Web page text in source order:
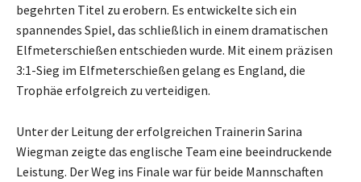
begehrten Titel zu erobern. Es entwickelte sich ein
spannendes Spiel, das schließlich in einem dramatischen
Elfmeterschießen entschieden wurde. Mit einem präzisen
3:1-Sieg im Elfmeterschießen gelang es England, die
Trophäe erfolgreich zu verteidigen.
Unter der Leitung der erfolgreichen Trainerin Sarina
Wiegman zeigte das englische Team eine beeindruckende
Leistung. Der Weg ins Finale war für beide Mannschaften